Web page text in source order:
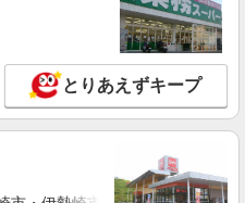
とりあえずキープ